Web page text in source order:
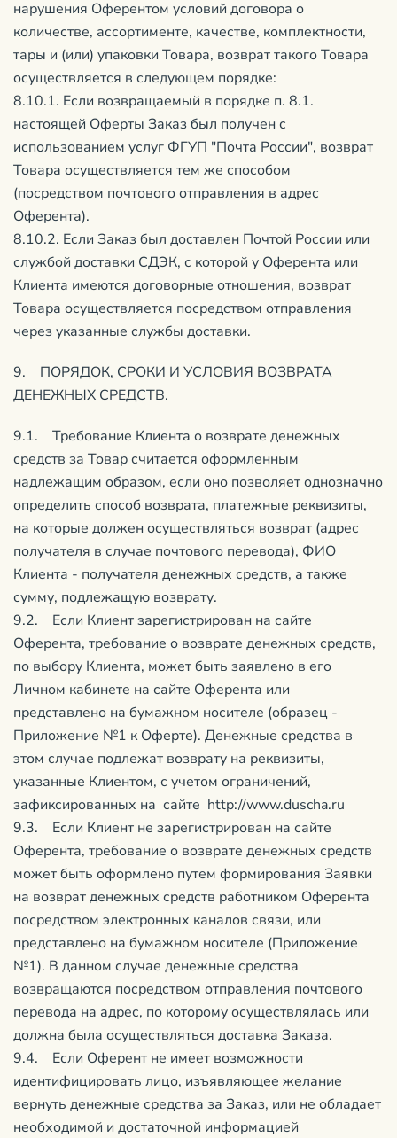
нарушения Оферентом условий договора о
количестве, ассортименте, качестве, комплектности,
тары и (или) упаковки Товара, возврат такого Товара
осуществляется в следующем порядке:
8.10.1. Если возвращаемый в порядке п. 8.1.
настоящей Оферты Заказ был получен с
использованием услуг ФГУП "Почта России", возврат
Товара осуществляется тем же способом
(посредством почтового отправления в адрес
Оферента).
8.10.2. Если Заказ был доставлен Почтой России или
службой доставки СДЭК, с которой у Оферента или
Клиента имеются договорные отношения, возврат
Товара осуществляется посредством отправления
через указанные службы доставки.
9. ПОРЯДОК, СРОКИ И УСЛОВИЯ ВОЗВРАТА
ДЕНЕЖНЫХ СРЕДСТВ.
9.1. Требование Клиента о возврате денежных
средств за Товар считается оформленным
надлежащим образом, если оно позволяет однозначно
определить способ возврата, платежные реквизиты,
на которые должен осуществляться возврат (адрес
получателя в случае почтового перевода), ФИО
Клиента - получателя денежных средств, а также
сумму, подлежащую возврату.
9.2. Если Клиент зарегистрирован на сайте
Оферента, требование о возврате денежных средств,
по выбору Клиента, может быть заявлено в его
Личном кабинете на сайте Оферента или
представлено на бумажном носителе (образец -
Приложение №1 к Оферте). Денежные средства в
этом случае подлежат возврату на реквизиты,
указанные Клиентом, с учетом ограничений,
зафиксированных на сайте http://www.duscha.ru
9.3. Если Клиент не зарегистрирован на сайте
Оферента, требование о возврате денежных средств
может быть оформлено путем формирования Заявки
на возврат денежных средств работником Оферента
посредством электронных каналов связи, или
представлено на бумажном носителе (Приложение
№1). В данном случае денежные средства
возвращаются посредством отправления почтового
перевода на адрес, по которому осуществлялась или
должна была осуществляться доставка Заказа.
9.4. Если Оферент не имеет возможности
идентифицировать лицо, изъявляющее желание
вернуть денежные средства за Заказ, или не обладает
необходимой и достаточной информацией